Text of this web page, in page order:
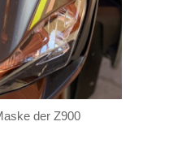
der Z900